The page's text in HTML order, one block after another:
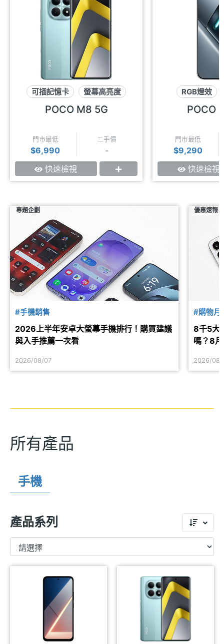
可插記憶卡
螢幕高亮度
紅外線遙控
POCO M8 5G
門市最低
$6,990
二手價
-
快速檢視
RGB燈效
護眼
POCO
門市最低
$9,290
快速檢視
專題企劃
#手機銷售
2026上半年安卓大螢幕手機排行！購買建議
與入手推薦一次看
2026/08/07
優惠速報
#購物月
8千5大
嗎？8
2026/08/
所有產品
手機
產品系列